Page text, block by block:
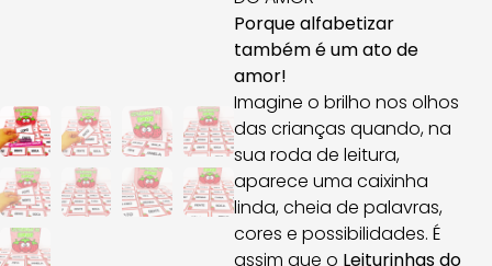
Porque alfabetizar
também é um ato de
amor!
Imagine o brilho nos olhos
das crianças quando, na
sua roda de leitura,
aparece uma caixinha
linda, cheia de palavras,
cores e possibilidades. É
assim que o Leiturinhas do